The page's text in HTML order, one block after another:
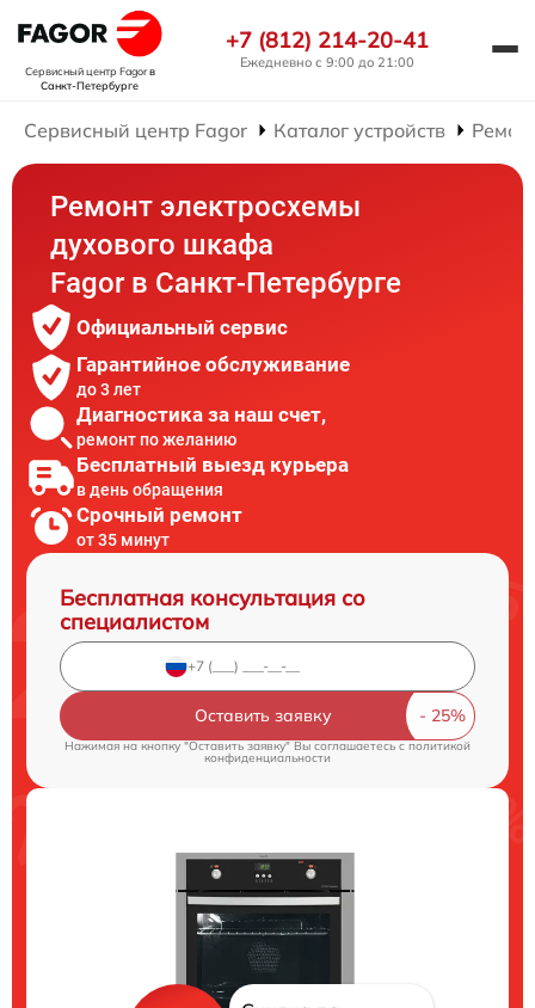
Сервисный центр Fagorв
Санкт-Петербурге
+7 (812) 214-20-41
Ежедневно с 9:00 до 21:00
Сервисный центр Fagor Каталог устройств
Ремонт электросхемы
духового шкафа
Fagor в Санкт-Петербурге
Официальный сервис
Гарантийное обслуживание
до 3 лет
Диагностика за наш счет,
ремонт по желанию
Бесплатный выезд курьера
в день обращения
Срочный ремонт
от 35 минут
Бесплатная консультация со
специалистом
Оставить заявку
Нажимая на кнопку "Оставить заявку" Вы соглашаетесь cполитикой
конфиденциальности